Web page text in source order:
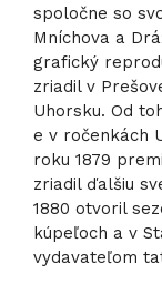
spoločne so
Mníchova a
grafický
zriadil v
Uhorsku. Od
e v ročenkách
roku 1879
zriadil ďalšiu
1880 otvoril
kúpeľoch a v
vydavateľom